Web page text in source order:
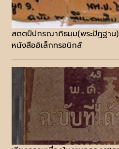
สตฺตป์ปกรณาภิธมฺม(พระปัฎฐา
หนังสืออิเล็กทรอนิกส์